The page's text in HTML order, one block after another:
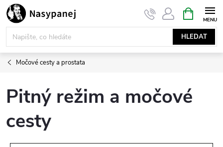
Přejít
na
obsah
HLEDAT
NÁKUPNÍ
KOŠÍK
Močové cesty a prostata
Pitný režim a močové
cesty